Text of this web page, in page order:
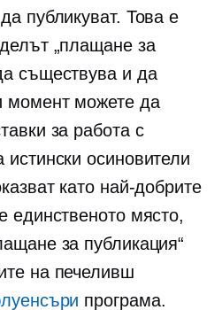
публикуват. Това е
„плащане за
съществува и да
момент можете да
за работа с
осиновители
като най-добрите
единственото място,
за публикация“
на печеливш
програма.